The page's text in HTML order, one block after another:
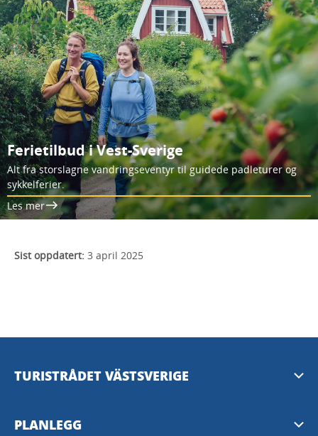
Ferietilbud i Vest-Sverige
Alt fra storslagne vandringseventyr til guidede padleturer og
sykkelferier.
Les mer
Sist oppdatert: 3 april 2025
TURISTRÅDET VÄSTSVERIGE
Mediabank
PLANLEGG